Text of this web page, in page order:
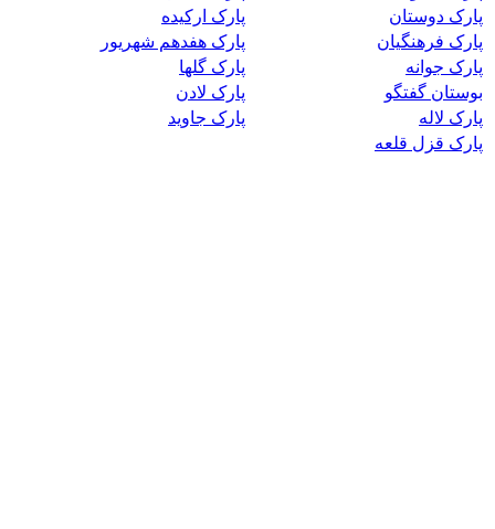
پارک دوستان
پارک ارکیده
پارک فرهنگیان
پارک هفدهم شهریور
پارک جوانه
پارک گلها
بوستان گفتگو
پارک لادن
پارک لاله
پارک جاوید
پارک قزل قلعه